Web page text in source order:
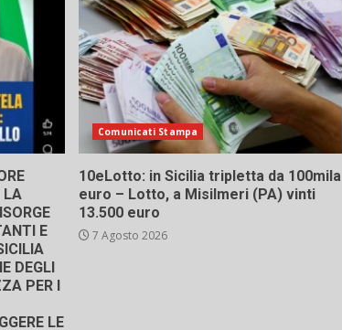
LA
E
DEGLI
PER I
LE
Comunicati Stampa
10eLotto: in Sicilia tripletta da 100mila
euro – Lotto, a Misilmeri (PA) vinti
13.500 euro
7 Agosto 2026